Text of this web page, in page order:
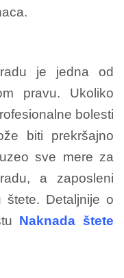
je jedna od
pravu. Ukoliko
bolesti
biti prekršajno
sve mere za
a zaposleni
štete. Detaljnije o
Naknada štete